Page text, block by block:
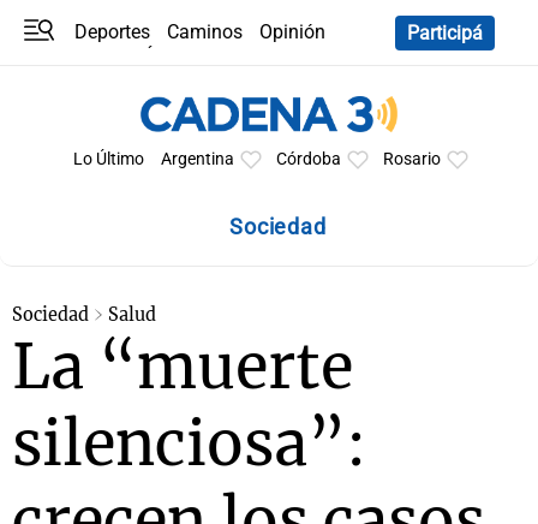
Deportes Caminos
Opinión
Participá
Lo Último Argentina Córdoba Rosario
Sociedad
Sociedad Salud
La “muerte
silenciosa”: